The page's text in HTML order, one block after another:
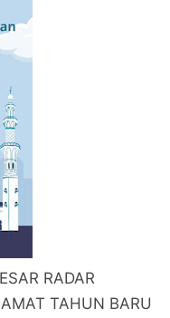
RADAR
TAHUN BARU